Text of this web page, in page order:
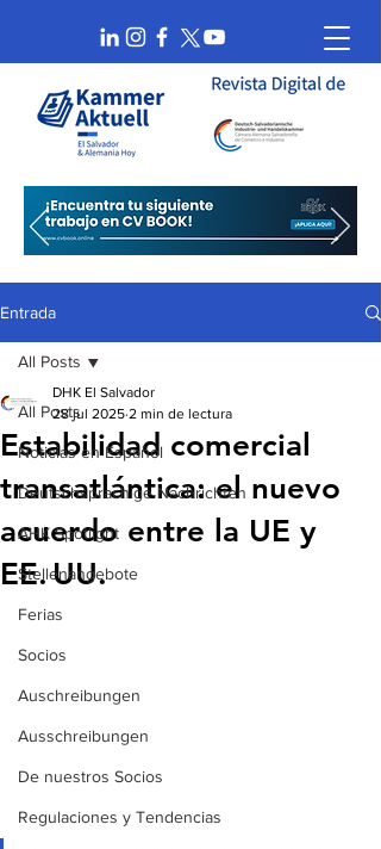
Entrada
All Posts
Noticias en Español
Deutschsprachige Nachrichten
AHK Spotlight
Stellenangebote
Ferias
Socios
Auschreibungen
Ausschreibungen
De nuestros Socios
Regulaciones y Tendencias
All Posts
Estabilidad comercial
transatlántica: el nuevo
acuerdo entre la UE y
EE. UU.
DHK El Salvador
28 jul 2025 2 min de lectura